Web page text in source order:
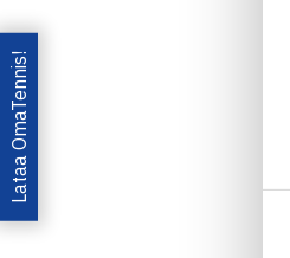
Lataa OmaTennis!